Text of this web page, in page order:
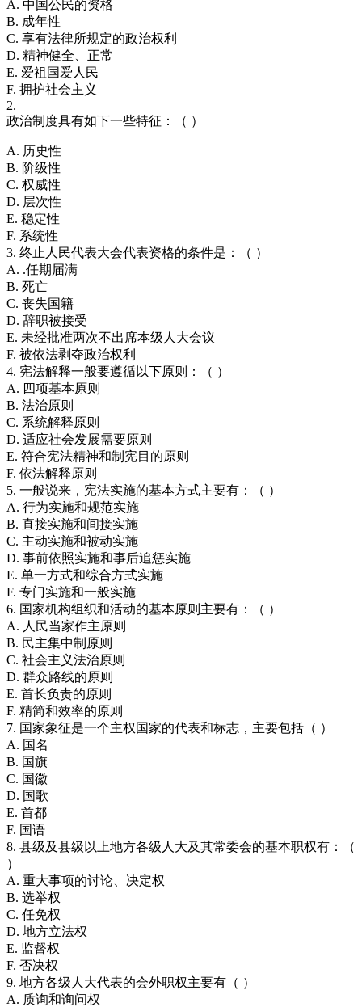
A. 中国公民的资格
B. 成年性
C. 享有法律所规定的政治权利
D. 精神健全、正常
E. 爱祖国爱人民
F. 拥护社会主义
2.
政治制度具有如下一些特征：（ ）
A. 历史性
B. 阶级性
C. 权威性
D. 层次性
E. 稳定性
F. 系统性
3. 终止人民代表大会代表资格的条件是：（ ）
A. .任期届满
B. 死亡
C. 丧失国籍
D. 辞职被接受
E. 未经批准两次不出席本级人大会议
F. 被依法剥夺政治权利
4. 宪法解释一般要遵循以下原则：（ ）
A. 四项基本原则
B. 法治原则
C. 系统解释原则
D. 适应社会发展需要原则
E. 符合宪法精神和制宪目的原则
F. 依法解释原则
5. 一般说来，宪法实施的基本方式主要有：（ ）
A. 行为实施和规范实施
B. 直接实施和间接实施
C. 主动实施和被动实施
D. 事前依照实施和事后追惩实施
E. 单一方式和综合方式实施
F. 专门实施和一般实施
6. 国家机构组织和活动的基本原则主要有：（ ）
A. 人民当家作主原则
B. 民主集中制原则
C. 社会主义法治原则
D. 群众路线的原则
E. 首长负责的原则
F. 精简和效率的原则
7. 国家象征是一个主权国家的代表和标志，主要包括（ ）
A. 国名
B. 国旗
C. 国徽
D. 国歌
E. 首都
F. 国语
8. 县级及县级以上地方各级人大及其常委会的基本职权有：（
）
A. 重大事项的讨论、决定权
B. 选举权
C. 任免权
D. 地方立法权
E. 监督权
F. 否决权
9. 地方各级人大代表的会外职权主要有（ ）
A. 质询和询问权